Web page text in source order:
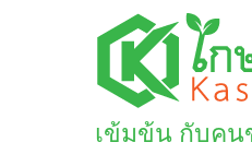
เข้มข้น กับคน